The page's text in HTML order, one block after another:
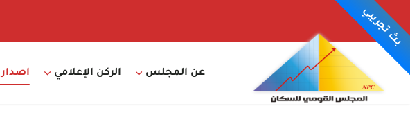
عن المجلس الركن الإعلامي
بث تجريبي